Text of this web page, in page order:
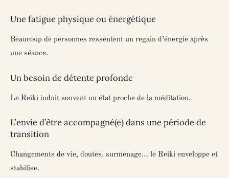
Une fatigue physique ou énergétique
Beaucoup de personnes ressentent un regain d’énergie après
une séance.
Un besoin de détente profonde
Le Reiki induit souvent un état proche de la méditation.
L’envie d’être accompagné(e) dans une période de
transition
Changements de vie, doutes, surmenage… le Reiki enveloppe et
stabilise.